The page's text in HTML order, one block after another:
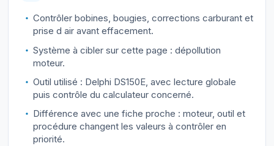
Contrôler bobines, bougies, corrections carburant et
prise d air avant effacement.
Système à cibler sur cette page : dépollution
moteur.
Outil utilisé : Delphi DS150E, avec lecture globale
puis contrôle du calculateur concerné.
Différence avec une fiche proche : moteur, outil et
procédure changent les valeurs à contrôler en
priorité.